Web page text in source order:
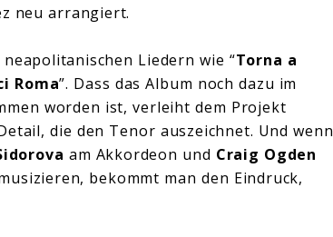
neu arrangiert.
Liedern wie “Torna a
Roma”. Dass das Album noch dazu im
worden ist, verleiht dem Projekt
die den Tenor auszeichnet. Und wenn
am Akkordeon und Craig Ogden
bekommt man den Eindruck,